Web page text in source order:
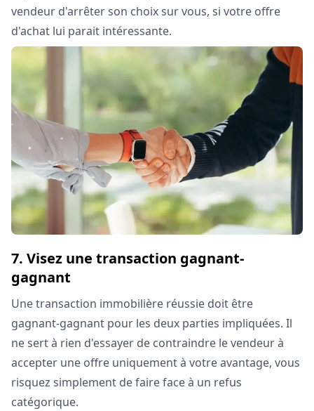
vendeur d'arrêter son choix sur vous, si votre offre
d'achat lui parait intéressante.
7. Visez une transaction gagnant-
gagnant
Une transaction immobilière réussie doit être
gagnant-gagnant pour les deux parties impliquées. Il
ne sert à rien d'essayer de contraindre le vendeur à
accepter une offre uniquement à votre avantage, vous
risquez simplement de faire face à un refus
catégorique.